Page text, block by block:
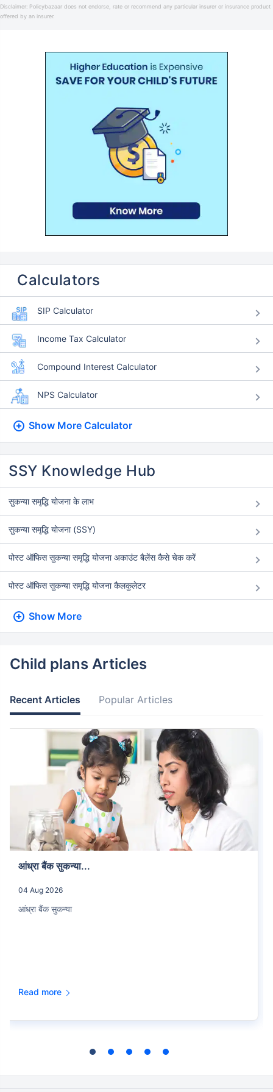
Disclaimer: Policybazaar does not endorse, rate or recommend any particular insurer or insurance product
offered by an insurer.
Calculators
SIP Calculator
Income Tax Calculator
Compound Interest Calculator
NPS Calculator
Show More Calculator
SSY Knowledge Hub
सुकन्या समृद्धि योजना के लाभ
सुकन्या समृद्धि योजना (SSY)
पोस्ट ऑफिस सुकन्या समृद्धि योजना अकाउंट बैलेंस कैसे चेक करें
पोस्ट ऑफिस सुकन्या समृद्धि योजना कैलकुलेटर
Show More
Child plans Articles
Recent Articles Popular Articles
आंध्रा बैंक सुकन्या...
04 Aug 2026
आंध्रा बैंक सुकन्या
Read more